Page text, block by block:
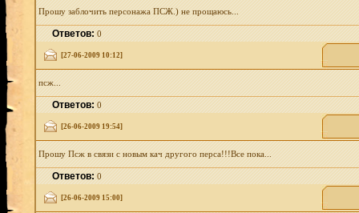
Прошу заблочить персонажа ПСЖ.) не прощаюсь...
Ответов:0
[27-06-2009 10:12]
псж...
Ответов:0
[26-06-2009 19:54]
Прошу Псж в связи с новым кач другого перса!!!Все пока...
Ответов:0
[26-06-2009 15:00]